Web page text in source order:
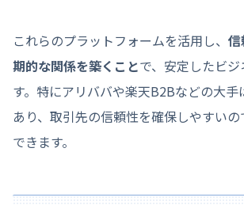
これらのプラットフォームを活用し、
期的な関係を築くことで、安定したビ
す。特にアリババや楽天B2Bなどの大手
あり、取引先の信頼性を確保しやすい
できます。